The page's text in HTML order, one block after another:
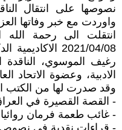
نصوصها على انتقال
واوردت مع خبر وفاتها
انتقلت الى رحمة
2021/04/08
رغيف الموسوي، الناقدة
الادبية، وعضوة الاتحاد
وقد صدرت لها من الكتب
- القصة القصيرة في
- غائب طعمة فرمان